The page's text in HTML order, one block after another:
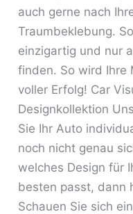
auch gerne nach
Traumbeklebung.
einzigartig und nur
finden. So wird Ihre
voller Erfolg! Car
Designkollektion
Sie Ihr Auto
noch nicht genau
welches Design für
besten passt, dann
Schauen Sie sich